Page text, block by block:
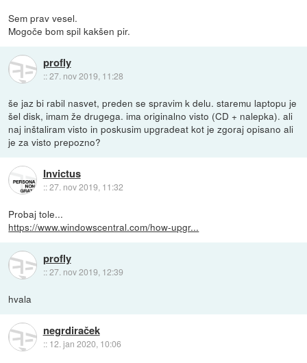
Sem prav vesel.
Mogoče bom spil kakšen pir.
profly
::27. nov 2019, 11:28
še jaz bi rabil nasvet, preden se spravim k delu. staremu laptopu je
šel disk, imam že drugega. ima originalno visto (CD + nalepka). ali
naj inštaliram visto in poskusim upgradeat kot je zgoraj opisano ali
je za visto prepozno?
Invictus
::27. nov 2019, 11:32
Probaj tole...
https://www.windowscentral.com/how-upgr...
profly
::27. nov 2019, 12:39
hvala
negrdiraček
:: 12. jan 2020, 10:06